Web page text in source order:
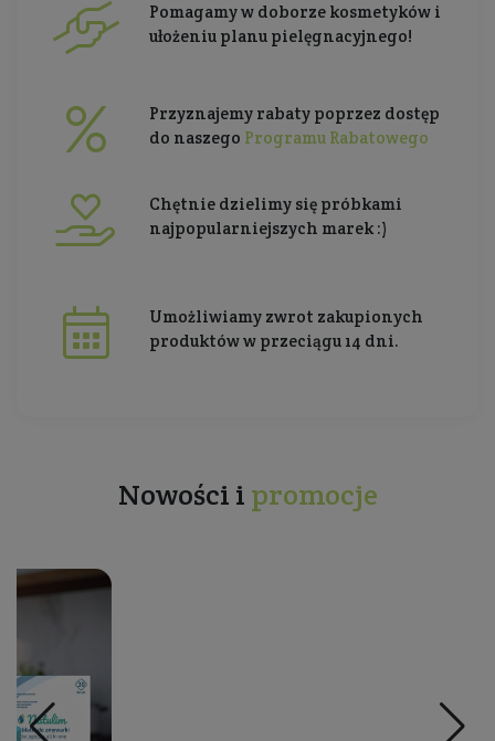
Pomagamy w doborze kosmetyków i
ułożeniu planu pielęgnacyjnego!
Przyznajemy rabaty poprzez dostęp
do naszego Programu Rabatowego
Chętnie dzielimy się próbkami
najpopularniejszych marek :)
Umożliwiamy zwrot zakupionych
produktów w przeciągu 14 dni.
Nowości i promocje